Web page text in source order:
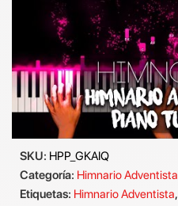
SKU: HPP_GKAIQ
Categoría: Himnario Adventista
Etiquetas: Himnario Adventista,